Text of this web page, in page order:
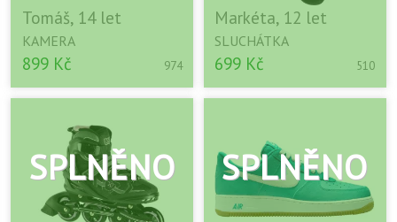
Tomáš, 14 let
KAMERA
899 Kč 974
Markéta, 12 let
SLUCHÁTKA
699 Kč 510